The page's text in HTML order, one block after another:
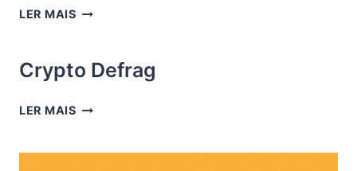
LER MAISCRYPTO
Crypto Defrag
LER MAISCRYPTO